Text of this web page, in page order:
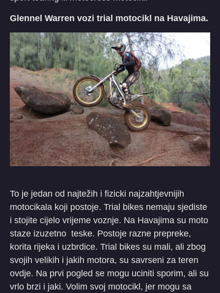
Glennel Warren vozi trial motocikl na Havajima.
To je jedan od najtežih i fizicki najzahtjevnijih
motocikala koji postoje. Trial bikes nemaju sjediste
i stojite cijelo vrijeme voznje. Na Havajima su moto
staze izuzetno teske. Postoje razne prepreke,
korita rijeka i uzbrdice. Trial bikes su mali, ali zbog
svojih velikih i jakih motora, su savrseni za teren
ovdje. Na prvi pogled se mogu uciniti sporim, ali su
vrlo brzi i jaki. Volim svoj motocikl, jer mogu sa